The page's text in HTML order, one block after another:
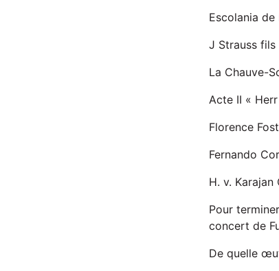
Escolania
J Strauss fils
La Chauve-
Acte II «
Florence
Fernando
H. v.
Pour
concert de
De quelle